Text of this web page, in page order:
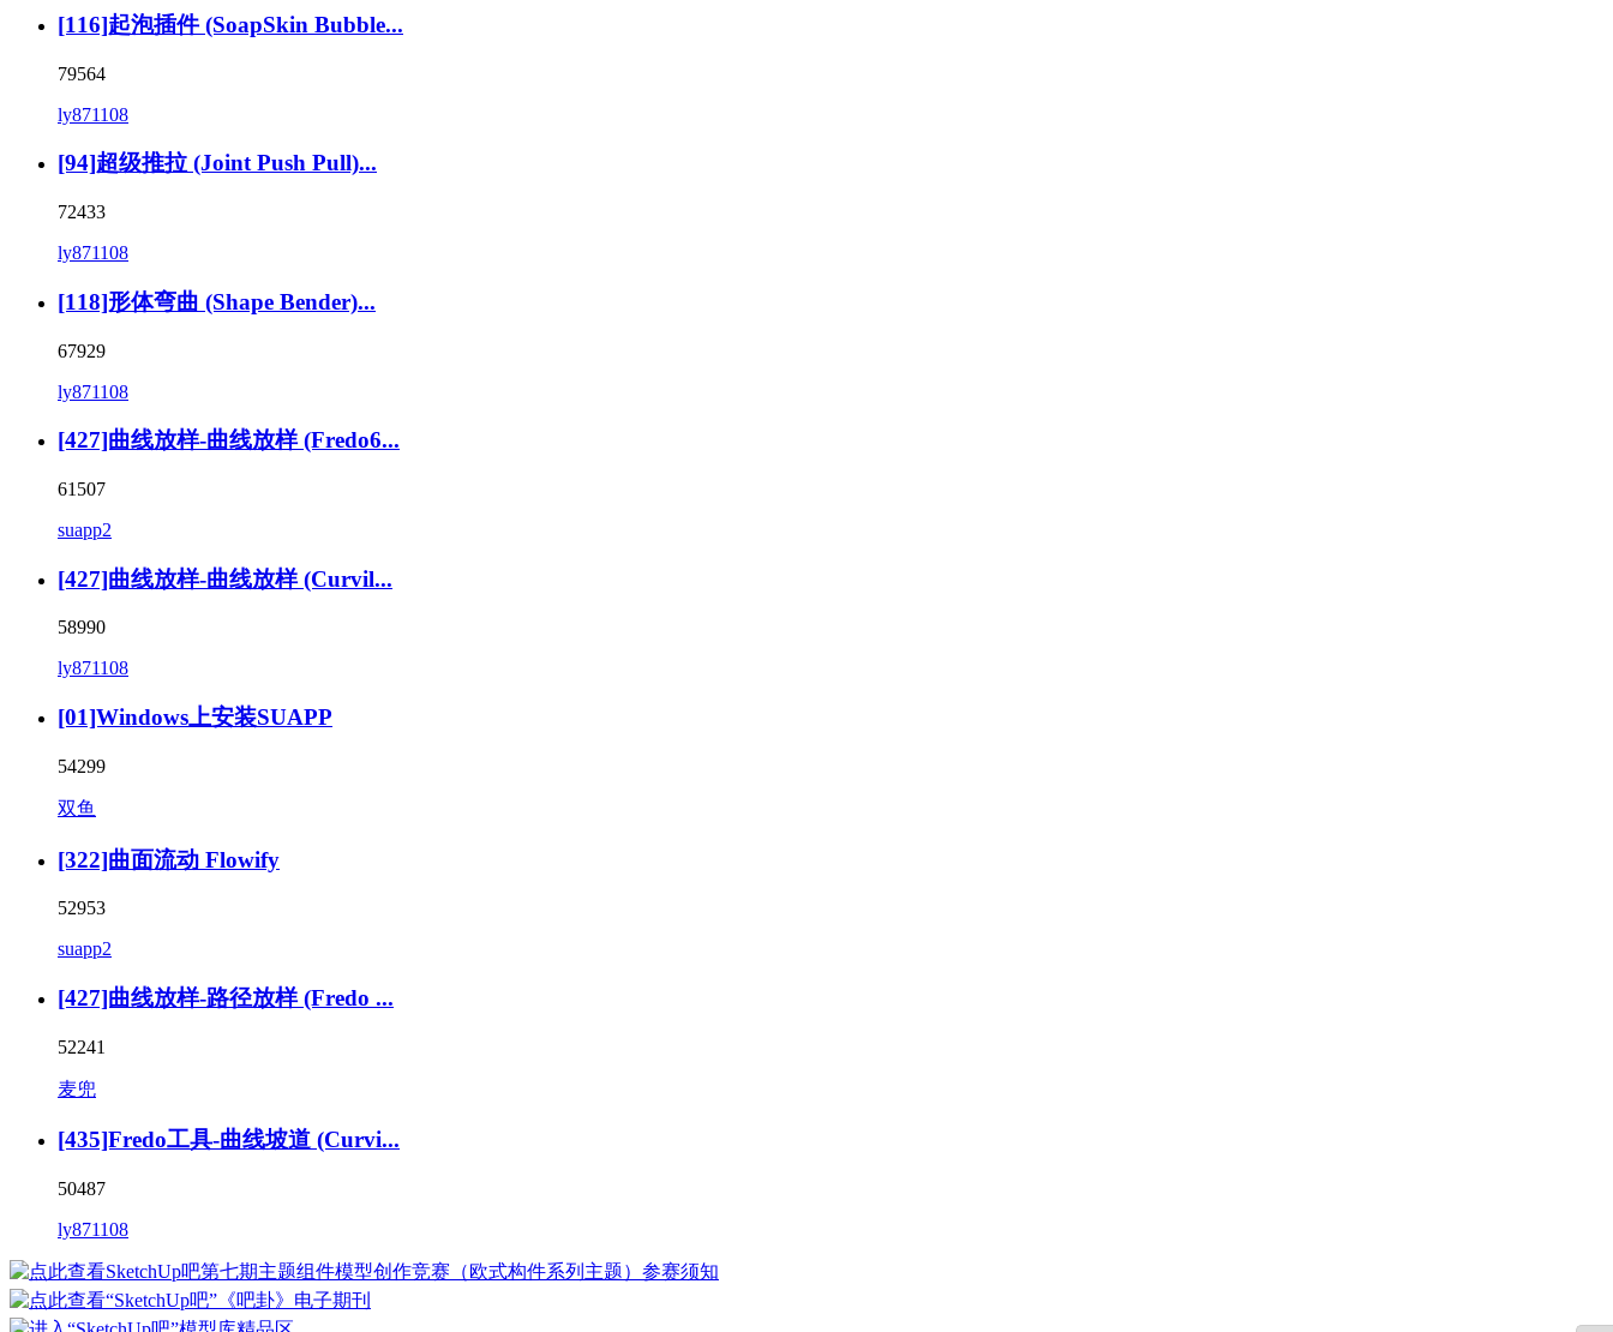
[116]起泡插件 (SoapSkin Bubble...
79564
ly871108
[94]超级推拉 (Joint Push Pull)...
72433
ly871108
[118]形体弯曲 (Shape Bender)...
67929
ly871108
[427]曲线放样-曲线放样 (Fredo6...
61507
suapp2
[427]曲线放样-曲线放样 (Curvil...
58990
ly871108
[01]Windows上安装SUAPP
54299
双鱼
[322]曲面流动 Flowify
52953
suapp2
[427]曲线放样-路径放样 (Fredo ...
52241
麦兜
[435]Fredo工具-曲线坡道 (Curvi...
50487
ly871108